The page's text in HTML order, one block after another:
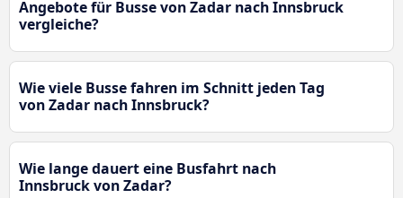
Angebote für Busse von Zadar nach Innsbruck
vergleiche?
Wie viele Busse fahren im Schnitt jeden Tag
von Zadar nach Innsbruck?
Wie lange dauert eine Busfahrt nach
Innsbruck von Zadar?